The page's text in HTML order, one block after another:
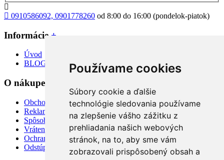
Používame cookies
Súbory cookie a ďalšie
technológie sledovania používame
na zlepšenie vášho zážitku z
prehliadania našich webových
stránok, na to, aby sme vám
zobrazovali prispôsobený obsah a
0910586092, 0901778260 od 8:00 do 16:00 (pondelok-piatok)
Informácie +
Úvod
BLOG
O nákupe
Obchodné podmienky
Reklamácia
Spôsoby dopravy a platby
Vrátenie tovaru
Ochrana osobných údajov
Odstúpiť od zmluvy TU